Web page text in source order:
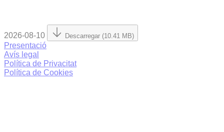
2026-08-10 Descarregar (10.41 MB)
Presentació
Avís legal
Política de Privacitat
Política de Cookies